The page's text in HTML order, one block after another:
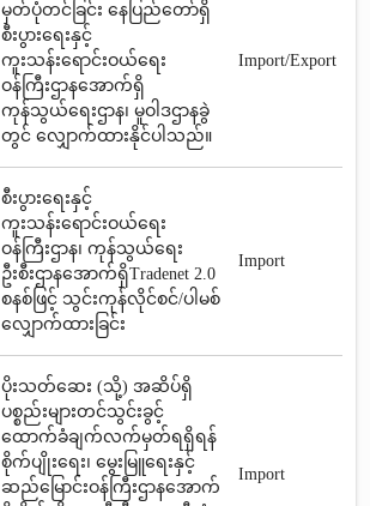
မှတ်ပုံတင်ခြင်း နေပြည်တော်ရှိ
စီးပွားရေးနှင့်
ကူးသန်းရောင်းဝယ်ရေး
ဝန်ကြီးဌာနအောက်ရှိ
ကုန်သွယ်ရေးဌာန၊ မူဝါဒဌာနခွဲ
တွင် လျှောက်ထားနိုင်ပါသည်။
Import/Export
စီးပွားရေးနှင့်
ကူးသန်းရောင်းဝယ်ရေး
ဝန်ကြီးဌာန၊ ကုန်သွယ်ရေး
ဦးစီးဌာနအောက်ရှိTradenet 2.0
စနစ်ဖြင့် သွင်းကုန်လိုင်စင်/ပါမစ်
လျှောက်ထားခြင်း
Import
ပိုးသတ်ဆေး (သို့) အဆိပ်ရှိ
ပစ္စည်းများတင်သွင်းခွင့်
ထောက်ခံချက်လက်မှတ်ရရှိရန်
စိုက်ပျိုးရေး၊ မွေးမြူရေးနှင့်
ဆည်မြောင်းဝန်ကြီးဌာနအောက်
Import